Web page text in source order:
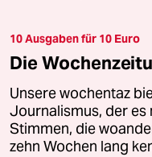
10 Ausgaben für 10 Euro
Die
Unsere wochentaz
Journalismus, der es
Stimmen, die
zehn Wochen lang